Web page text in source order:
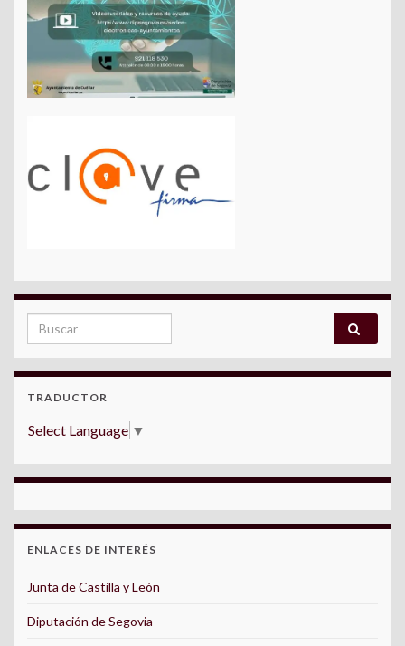
Search for:
TRADUCTOR
Select Language ▼
ENLACES DE INTERÉS
Junta de Castilla y León
Diputación de Segovia